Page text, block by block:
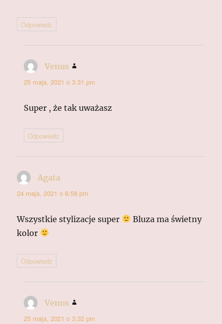
Odpowiedz
Venus
25 maja, 2021 o 3:31 pm
Super , że tak uważasz
Odpowiedz
Agata
24 maja, 2021 o 6:58 pm
Wszystkie stylizacje super
Bluza ma świetny
kolor
Odpowiedz
Venus
25 maja, 2021 o 3:32 pm